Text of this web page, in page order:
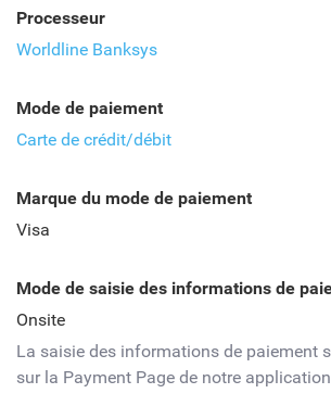
Processeur
Worldline Banksys
Mode de paiement
Carte de crédit/débit
Marque du mode de paiement
Visa
Mode de saisie des informations de
Onsite
La saisie des informations de paiement
sur la Payment Page de notre